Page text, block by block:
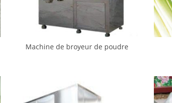
Machine de broyeur de poudre